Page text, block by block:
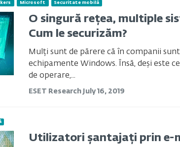
Microsoft Securitate mobilă
O singură rețea, multiple
Cum le securizăm?
Mulți sunt de părere că în companii
echipamente Windows. Însă, deși este
de operare,...
ESET Research July 16, 2019
Utilizatori șantajați prin e-